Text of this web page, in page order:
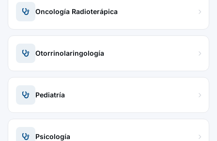
Oncología Radioterápica
Otorrinolaringología
Pediatría
Psicología